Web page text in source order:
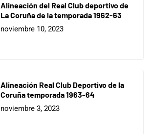
Alineación del Real Club deportivo de
La Coruña de la temporada 1962-63
noviembre 10, 2023
Alineación Real Club Deportivo de la
Coruña temporada 1963-64
noviembre 3, 2023